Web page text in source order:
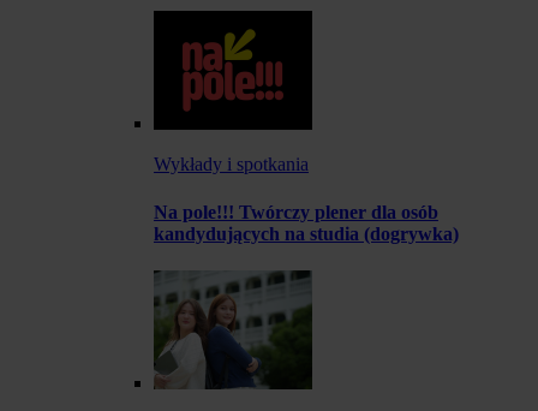
Wykłady i spotkania
Na pole!!! Twórczy plener dla osób
kandydujących na studia (dogrywka)